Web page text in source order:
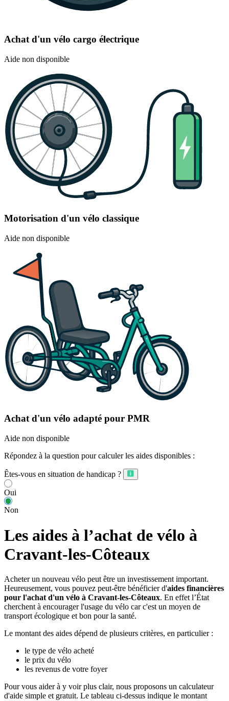
Achat d'un vélo cargo électrique
Aide non disponible
Motorisation d'un vélo classique
Aide non disponible
Achat d'un vélo adapté pour PMR
Aide non disponible
Répondez à la question pour calculer les aides disponibles :
Êtes-vous en situation de handicap ?
Oui
Non
Les aides à l’achat de vélo à
Cravant-les-Côteaux
Acheter un nouveau vélo peut être un investissement important.
Heureusement, vous pouvez peut-être bénéficier d'aides financières
pour l'achat d'un vélo à Cravant-les-Côteaux. En effet l’État
cherchent à encourager l'usage du vélo car c'est un moyen de
transport écologique et bon pour la santé.
Le montant des aides dépend de plusieurs critères, en particulier :
le type de vélo acheté
le prix du vélo
les revenus de votre foyer
Pour vous aider à y voir plus clair, nous proposons un calculateur
d'aide simple et gratuit. Le tableau ci-dessus indique le montant